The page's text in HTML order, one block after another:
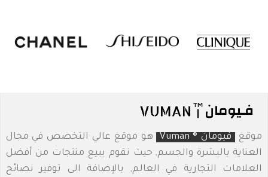
موقع فيومان ® Vuman
هو موقع عالي التخصص في مجال
العناية بالبشرة والجسم, حيث نقوم ببيع منتجات من أفضل
العلامات التجارية في العالم, بالإضافة الى توفير نصائح